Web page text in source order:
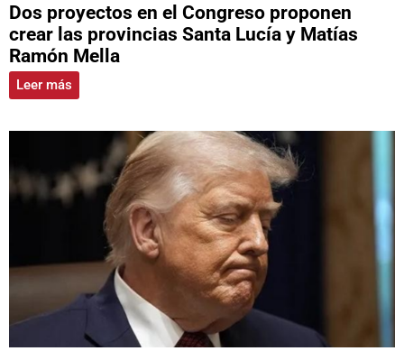
Dos proyectos en el Congreso proponen
crear las provincias Santa Lucía y Matías
Ramón Mella
Leer más